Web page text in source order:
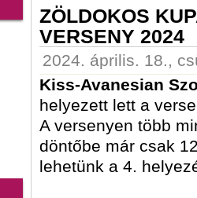
ZÖLDOKOS
VERSENY 2024
2024. április. 18.,
Kiss-Avanesian
helyezett lett a
A versenyen több
döntőbe már csak
lehetünk a 4.